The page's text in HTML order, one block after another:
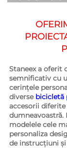
Staneex a oferit
semnificativ cu
cerințele
diverse bicicletă
accesorii
dumneavoastră.
modelele cele
personaliza
de instrucțiuni și